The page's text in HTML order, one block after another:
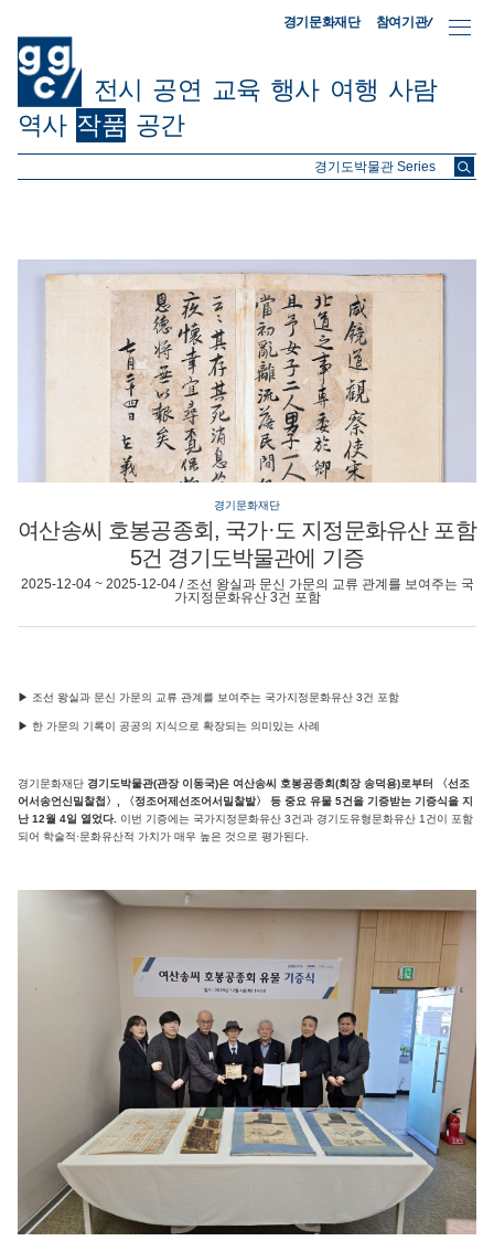
경기문화재단 참여기관/
전시 공연 교육 행사 여행 사람
역사 작품 공간
ggc/
경기문화재단
여산송씨 호봉공종회, 국가·도 지정문화유산 포함
5건 경기도박물관에 기증
2025-12-04 ~ 2025-12-04 / 조선 왕실과 문신 가문의 교류 관계를 보여주는 국
가지정문화유산 3건 포함
▶ 조선 왕실과 문신 가문의 교류 관계를 보여주는 국가지정문화유산 3건 포함
▶ 한 가문의 기록이 공공의 지식으로 확장되는 의미있는 사례
경기문화재단 경기도박물관(관장 이동국)은 여산송씨 호봉공종회(회장 송덕용)로부터 〈선조
어서송언신밀찰첩〉, 〈정조어제선조어서밀찰발〉 등 중요 유물 5건을 기증받는 기증식을 지
난 12월 4일 열었다. 이번 기증에는 국가지정문화유산 3건과 경기도유형문화유산 1건이 포함
되어 학술적·문화유산적 가치가 매우 높은 것으로 평가된다.